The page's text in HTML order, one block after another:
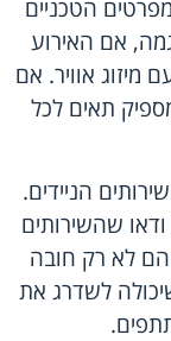
הטכניים
אם האירוע
מיזוג אוויר. אם
תאים לכל
הניידים.
שהשירותים
הם לא רק חובה
לשדרג את